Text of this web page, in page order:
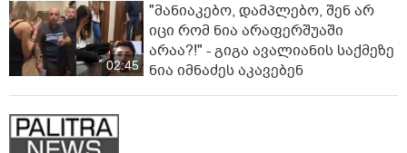
02:45
"მანიაკებო, დამპლებო, შენ არ
იცი რომ ნია არაფერშუაში
არაა?!" - გიგა ავალიანის საქმეზე
ნია იმნაძეს აკავებენ